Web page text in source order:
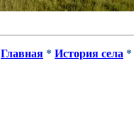
Главная * История села *